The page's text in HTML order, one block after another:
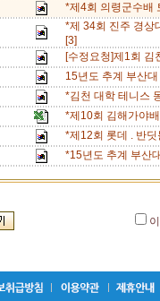
*제4회 의령군수배
*제 34회 진주 경상
[3]
[수정요청]제1회
15년도 추계 부산
*김천 대학 테니스
*제10회 김해가야
*제12회 롯데 . 반
*15년도 추계 부산